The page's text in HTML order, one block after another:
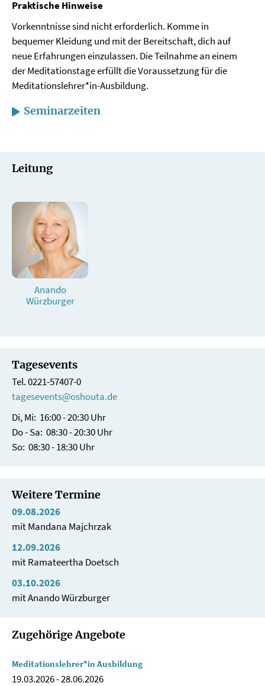
Praktische Hinweise
Vorkenntnisse sind nicht erforderlich. Komme in
bequemer Kleidung und mit der Bereitschaft, dich auf
neue Erfahrungen einzulassen. Die Teilnahme an einem
der Meditationstage erfüllt die Voraussetzung für die
Meditationslehrer*in-Ausbildung.
Seminarzeiten
Leitung
Anando
Würzburger
Tagesevents
Tel. 0221-57407-0
tagesevents@oshouta.de
Di, Mi: 16:00 - 20:30 Uhr
Do - Sa: 08:30 - 20:30 Uhr
So: 08:30 - 18:30 Uhr
Weitere Termine
09.08.2026
mit Mandana Majchrzak
12.09.2026
mit Ramateertha Doetsch
03.10.2026
mit Anando Würzburger
Zugehörige Angebote
Meditationslehrer*in Ausbildung
19.03.2026-28.06.2026